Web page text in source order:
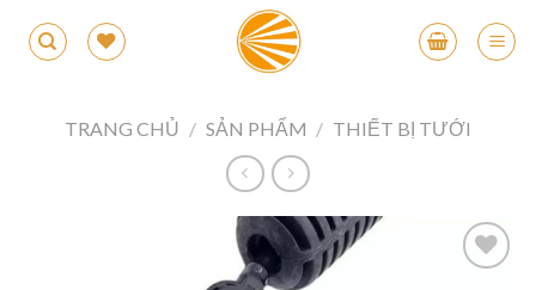
TRANG CHỦ / SẢN PHẨM / THIẾT BỊ TƯỚI